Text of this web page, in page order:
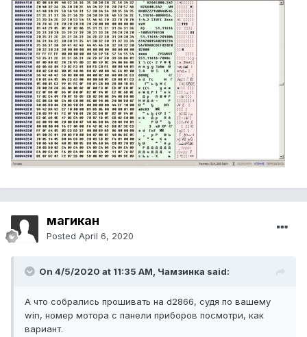
магикан
Posted April 6, 2020
On 4/5/2020 at 11:35 AM, Чамзинка said:
А что собрались прошивать на d2866, судя по вашему
win, номер мотора с панели приборов посмотри, как
вариант.